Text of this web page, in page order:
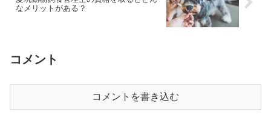
なメリットがある？
コメント
コメントを書き込む